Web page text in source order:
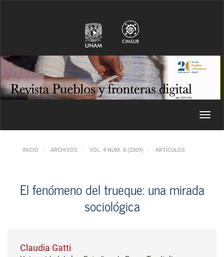
INICIO ARCHIVOS VOL. 4 NÚM. 8 (2009) ARTÍCULOS
El fenómeno del trueque: una mirada
sociológica
Claudia Gatti